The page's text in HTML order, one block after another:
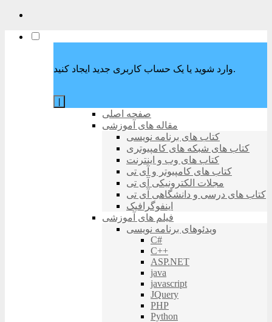
وارد شوید یا یک حساب کاربری جدید ایجاد کنید.
صفحه اصلی
مقاله های آموزشی
کتاب های برنامه نویسی
کتاب های شبکه های کامپیوتری
کتاب های وب و اینترنت
کتاب های کامپیوتر و آی تی
مجلات الکترونیکی آی تی
کتاب های درسی و دانشگاهی آی تی
اینفوگرافیک
فیلم های آموزشی
ویدئوهای برنامه نویسی
C#
C++
ASP.NET
java
javascript
JQuery
PHP
Python